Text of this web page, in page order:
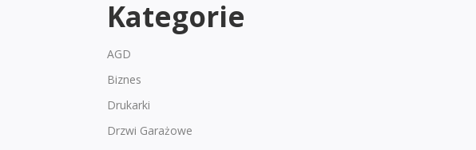
Kategorie
AGD
Biznes
Drukarki
Drzwi Garażowe